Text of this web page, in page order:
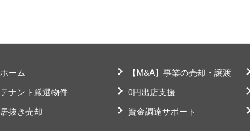
ホーム
テナント厳選物件
居抜き売却
【M&A】事業の売却・譲渡
0円出店支援
資金調達サポート